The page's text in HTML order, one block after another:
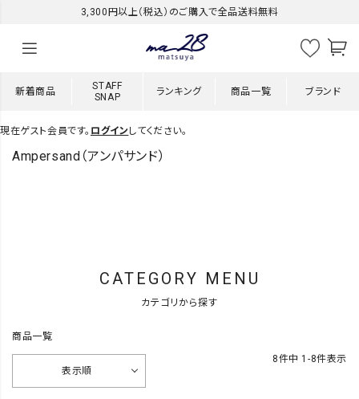
3,300円以上（税込）のご購入で全品送料無料
新着商品
STAFF
SNAP
ランキング 商品一覧 ブランド
現在ゲスト会員です。 ログインしてください。
Ampersand（アンパサンド）
CATEGORY MENU
カテゴリから探す
商品一覧
表示順
8件中 1 -8件表示